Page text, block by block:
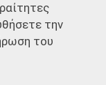
την
του